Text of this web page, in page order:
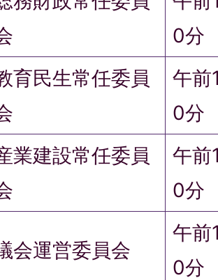
0分
育民生常任委員
午前
0分
業建設常任委員
午前
0分
会運営委員会
午前
0分